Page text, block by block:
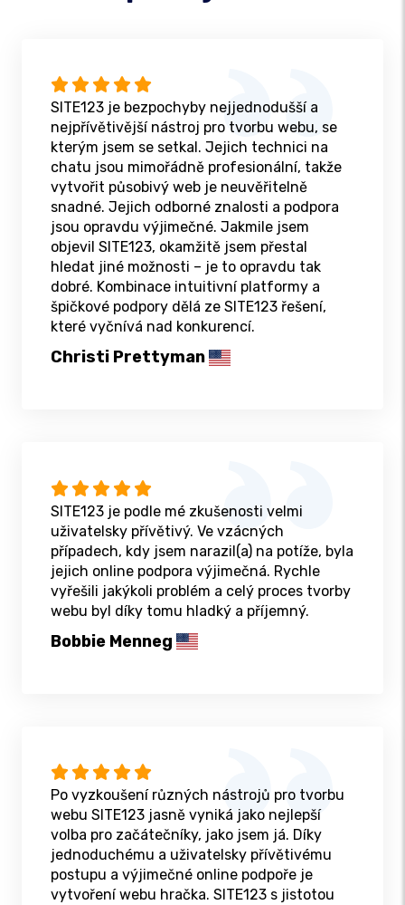
SITE123 je bezpochyby nejjednodušší a
nejpřívětivější nástroj pro tvorbu webu, se
kterým jsem se setkal. Jejich technici na
chatu jsou mimořádně profesionální, takže
vytvořit působivý web je neuvěřitelně
snadné. Jejich odborné znalosti a podpora
jsou opravdu výjimečné. Jakmile jsem
objevil SITE123, okamžitě jsem přestal
hledat jiné možnosti – je to opravdu tak
dobré. Kombinace intuitivní platformy a
špičkové podpory dělá ze SITE123 řešení,
které vyčnívá nad konkurencí.
Christi Prettyman
SITE123 je podle mé zkušenosti velmi
uživatelsky přívětivý. Ve vzácných
případech, kdy jsem narazil(a) na potíže, byla
jejich online podpora výjimečná. Rychle
vyřešili jakýkoli problém a celý proces tvorby
webu byl díky tomu hladký a příjemný.
Bobbie Menneg
Po vyzkoušení různých nástrojů pro tvorbu
webu SITE123 jasně vyniká jako nejlepší
volba pro začátečníky, jako jsem já. Díky
jednoduchému a uživatelsky přívětivému
postupu a výjimečné online podpoře je
vytvoření webu hračka. SITE123 s jistotou